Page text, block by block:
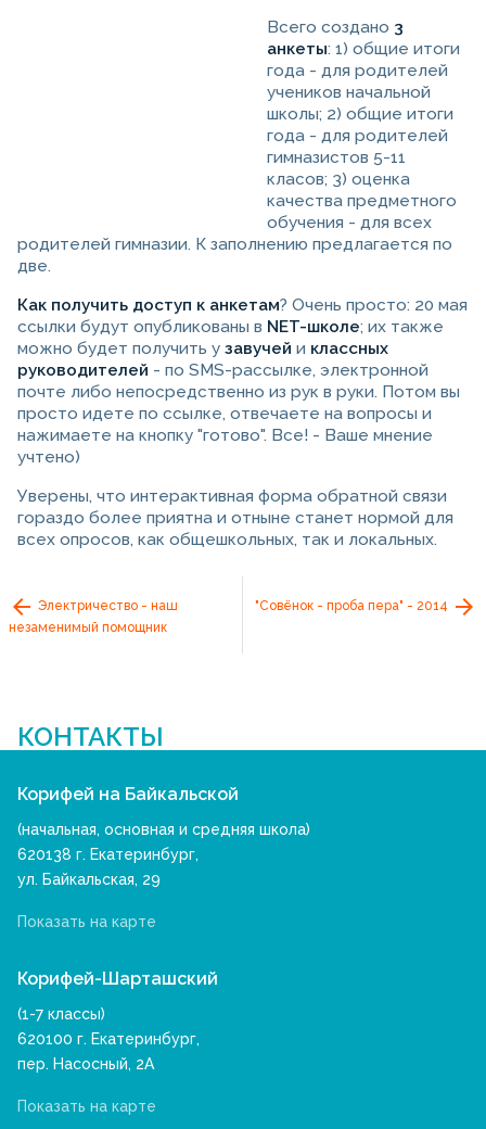
Всего создано 3
анкеты: 1) общие итоги
года - для родителей
учеников начальной
школы; 2) общие итоги
года - для родителей
гимназистов 5-11
класов; 3) оценка
качества предметного
обучения - для всех
родителей гимназии. К заполнению предлагается по
две.
Как получить доступ к анкетам? Очень просто: 20 мая
ссылки будут опубликованы в NET-школе; их также
можно будет получить у завучей и классных
руководителей - по SMS-рассылке, электронной
почте либо непосредственно из рук в руки. Потом вы
просто идете по ссылке, отвечаете на вопросы и
нажимаете на кнопку "готово". Все! - Ваше мнение
учтено)
Уверены, что интерактивная форма обратной связи
гораздо более приятна и отныне станет нормой для
всех опросов, как общешкольных, так и локальных.
Электричество - наш
незаменимый помощник
"Совёнок - проба пера" - 2014
КОНТАКТЫ
Корифей на Байкальской
(начальная, основная и средняя школа)
620138 г. Екатеринбург,
ул. Байкальская, 29
Показать на карте
Корифей-Шарташский
(1-7 классы)
620100 г. Екатеринбург,
пер. Насосный, 2А
Показать на карте